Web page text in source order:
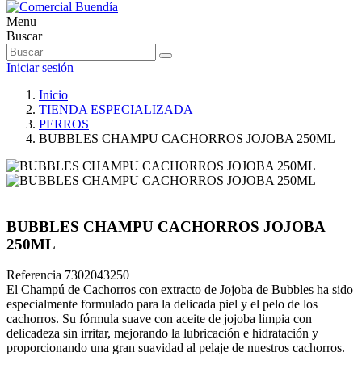
Menu
Buscar
Iniciar sesión
Inicio
TIENDA ESPECIALIZADA
PERROS
BUBBLES CHAMPU CACHORROS JOJOBA 250ML
BUBBLES CHAMPU CACHORROS JOJOBA
250ML
Referencia 7302043250
El Champú de Cachorros con extracto de Jojoba de Bubbles ha sido
especialmente formulado para la delicada piel y el pelo de los
cachorros. Su fórmula suave con aceite de jojoba limpia con
delicadeza sin irritar, mejorando la lubricación e hidratación y
proporcionando una gran suavidad al pelaje de nuestros cachorros.